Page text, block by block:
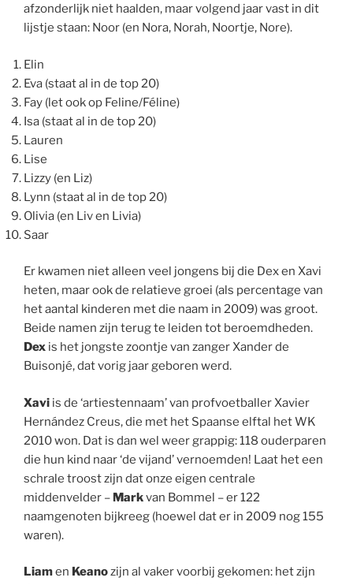
afzonderlijk niet haalden, maar volgend jaar vast in dit
lijstje staan: Noor (en Nora, Norah, Noortje, Nore).
Elin
Eva (staat al in de top 20)
Fay (let ook op Feline/Féline)
Isa (staat al in de top 20)
Lauren
Lise
Lizzy (en Liz)
Lynn (staat al in de top 20)
Olivia (en Liv en Livia)
Saar
Er kwamen niet alleen veel jongens bij die Dex en Xavi
heten, maar ook de relatieve groei (als percentage van
het aantal kinderen met die naam in 2009) was groot.
Beide namen zijn terug te leiden tot beroemdheden.
Dex is het jongste zoontje van zanger Xander de
Buisonjé, dat vorig jaar geboren werd.
Xavi is de ‘artiestennaam’ van profvoetballer Xavier
Hernández Creus, die met het Spaanse elftal het WK
2010 won. Dat is dan wel weer grappig: 118 ouderparen
die hun kind naar ‘de vijand’ vernoemden! Laat het een
schrale troost zijn dat onze eigen centrale
middenvelder – Markvan Bommel – er 122
naamgenoten bijkreeg (hoewel dat er in 2009 nog 155
waren).
Liamen Keanozijn al vaker voorbij gekomen: het zijn